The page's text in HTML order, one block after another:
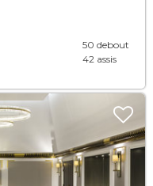
50 debout
42 assis